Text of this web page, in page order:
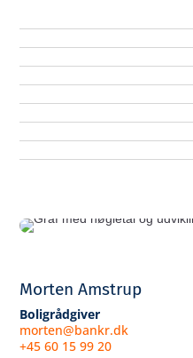
Morten Amstrup
Boligrådgiver
morten@bankr.dk
+45 60 15 99 20